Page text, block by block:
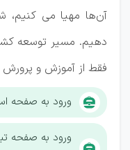
آن‌ها مهیا می کنیم،
دهیم. مسیر توسعه
فقط از آموزش و
ورود به صفحه
ورود به صفحه